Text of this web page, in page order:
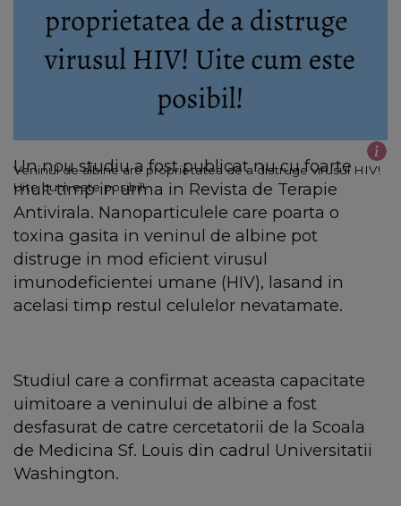
Veninul de albine are proprietatea de a distruge virusul HIV!
Uite cum este posibil!
Un nou studiu a fost publicat nu cu foarte
mult timp in urma in Revista de Terapie
Antivirala. Nanoparticulele care poarta o
toxina gasita in veninul de albine pot
distruge in mod eficient virusul
imunodeficientei umane (HIV), lasand in
acelasi timp restul celulelor nevatamate.
Studiul care a confirmat aceasta capacitate
uimitoare a veninului de albine a fost
desfasurat de catre cercetatorii de la Scoala
de Medicina Sf. Louis din cadrul Universitatii
Washington.